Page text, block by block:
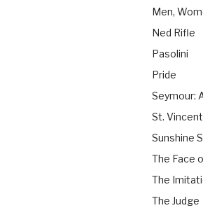
Men,
Ned Rifle
Pasolini
Pride
Seymour:
St. Vincent
Sunshine
The Face
The
The Judge